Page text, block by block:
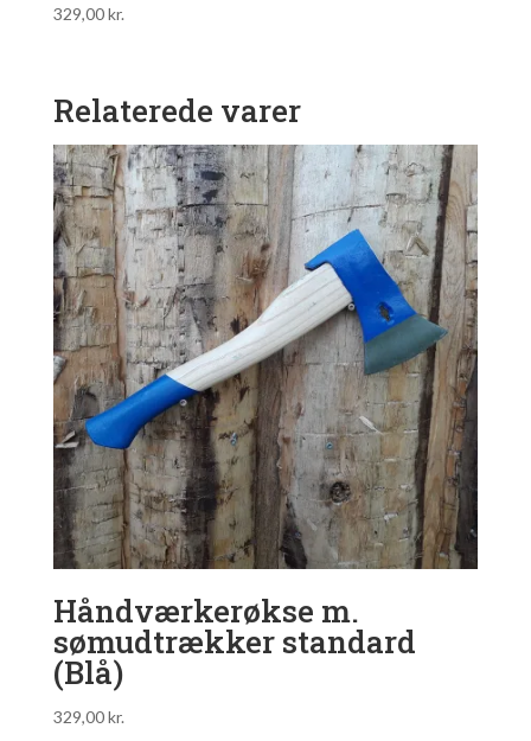
Vurderet
4.00
329,00kr.
Relaterede varer
Håndværkerøkse m.
sømudtrækker standard
(Blå)
329,00kr.